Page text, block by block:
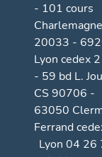
- 101 cours
20033 -
Lyon cedex 2
- 59 bd L.
CS 90706 -
63050
Ferrand
Lyon 04 26